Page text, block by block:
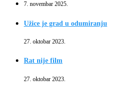
7. novembar 2025.
Užice je grad u odumiranju
27. oktobar 2023.
Rat nije film
27. oktobar 2023.